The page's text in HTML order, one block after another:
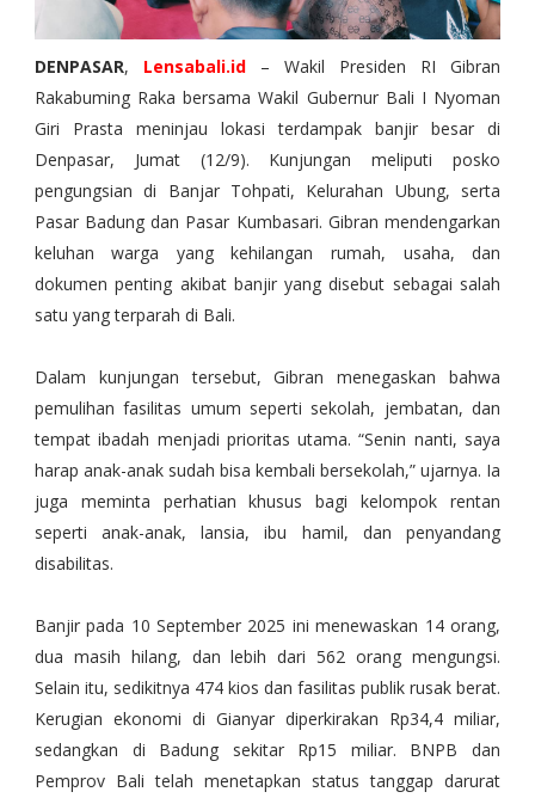
DENPASAR, Lensabali.id
– Wakil Presiden RI Gibran
Rakabuming Raka bersama Wakil Gubernur Bali I Nyoman
Giri Prasta meninjau lokasi terdampak banjir besar di
Denpasar, Jumat (12/9). Kunjungan meliputi posko
pengungsian di Banjar Tohpati, Kelurahan Ubung, serta
Pasar Badung dan Pasar Kumbasari. Gibran mendengarkan
keluhan warga yang kehilangan rumah, usaha, dan
dokumen penting akibat banjir yang disebut sebagai salah
satu yang terparah di Bali.
Dalam kunjungan tersebut, Gibran menegaskan bahwa
pemulihan fasilitas umum seperti sekolah, jembatan, dan
tempat ibadah menjadi prioritas utama. “Senin nanti, saya
harap anak-anak sudah bisa kembali bersekolah,” ujarnya. Ia
juga meminta perhatian khusus bagi kelompok rentan
seperti anak-anak, lansia, ibu hamil, dan penyandang
disabilitas.
Banjir pada 10 September 2025 ini menewaskan 14 orang,
dua masih hilang, dan lebih dari 562 orang mengungsi.
Selain itu, sedikitnya 474 kios dan fasilitas publik rusak berat.
Kerugian ekonomi di Gianyar diperkirakan Rp34,4 miliar,
sedangkan di Badung sekitar Rp15 miliar. BNPB dan
Pemprov Bali telah menetapkan status tanggap darurat